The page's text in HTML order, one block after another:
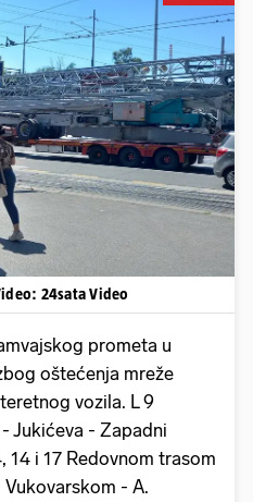
videa...
24sata Video
prometa u
oštećenja mreže
vozila. L 9
Jukićeva - Zapadni
14 i 17 Redovnom trasom
- A.